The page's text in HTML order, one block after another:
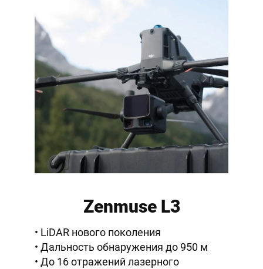
Zenmuse L3
LiDAR нового поколения
Дальность обнаружения до 950 м
До 16 отражений лазерного